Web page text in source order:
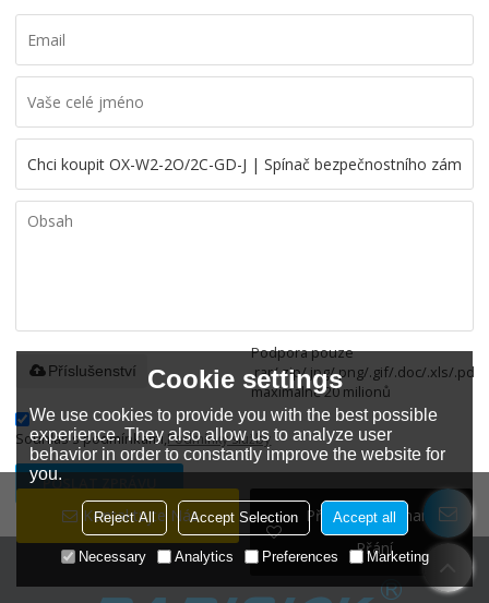
Kontaktujte Nás
Přidat Do Seznamu
Přání
Podpora pouze
.rar/.zip/.jpg/.png/.gif/.doc/.xls/.pdf,
maximálně 20 milionů
Příslušenství
Souhlas s podmínkami,Podmínky služby
POSLAT ZPRÁVU
Cookie settings
We use cookies to provide you with the best possible
experience. They also allow us to analyze user
behavior in order to constantly improve the website for
you.
Reject All Accept Selection Accept all
Necessary Analytics Preferences Marketing